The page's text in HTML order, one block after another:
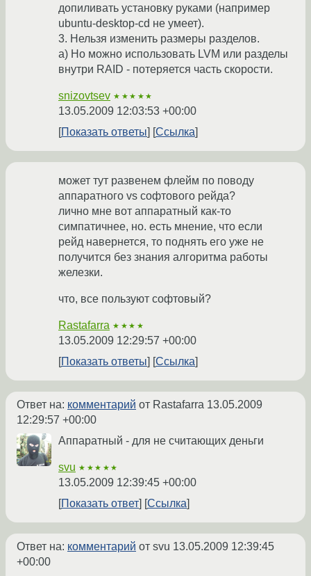
допиливать установку руками (например
ubuntu-desktop-cd не умеет).
3. Нельзя изменить размеры разделов.
а) Но можно использовать LVM или разделы
внутри RAID - потеряется часть скорости.
snizovtsev ★★★★★
13.05.2009 12:03:53 +00:00
Показать ответы
Ссылка
может тут развенем флейм по поводу
аппаратного vs софтового рейда?
лично мне вот аппаратный как-то
симпатичнее, но. есть мнение, что если
рейд навернется, то поднять его уже не
получится без знания алгоритма работы
железки.
что, все пользуют софтовый?
Rastafarra ★★★★
13.05.2009 12:29:57 +00:00
Показать ответы
Ссылка
Ответ на: комментарий от Rastafarra 13.05.2009
12:29:57 +00:00
Аппаратный - для не считающих деньги
svu ★★★★★
13.05.2009 12:39:45 +00:00
Показать ответ
Ссылка
Ответ на: комментарий от svu 13.05.2009 12:39:45
+00:00